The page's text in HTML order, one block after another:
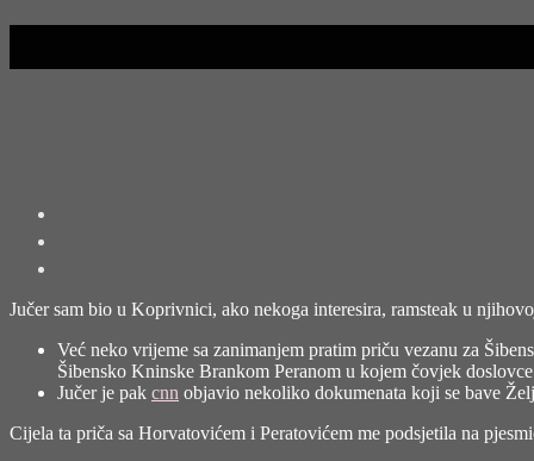
Jučer sam bio u Koprivnici, ako nekoga interesira, ramsteak u
Već neko vrijeme sa zanimanjem pratim priču vezanu za
Šibensko Kninske Brankom Peranom u kojem čovjek
Jučer je pak cnn objavio nekoliko dokumenata koji se bave
Cijela ta priča sa Horvatovićem i Peratovićem me podsjetila na